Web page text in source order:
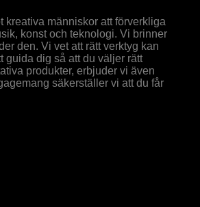
kreativa människor att förverkliga
konst och teknologi. Vi brinner
den. Vi vet att rätt verktyg kan
guida dig så att du väljer rätt
produkter, erbjuder vi även
säkerställer vi att du får